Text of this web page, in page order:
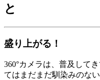
と
盛り上がる！
360°カメラは、普及して
てはまだまだ馴染みのな